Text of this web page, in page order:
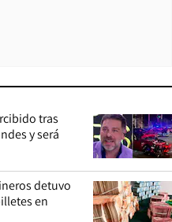
tras
y será
detuvo
en